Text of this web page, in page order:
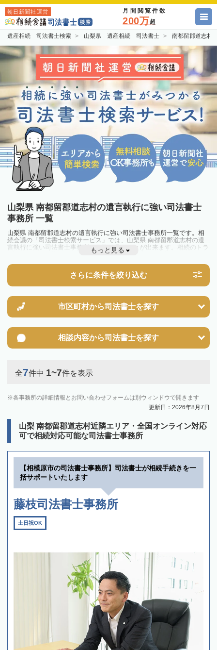
朝日新聞社運営 月間閲覧件数
200万超
遺産相続 司法書士検索 山梨県 遺産相続 司法書士 南都留郡道志
山梨県 南都留郡道志村の遺言執行に強い司法書士
事務所 一覧
山梨県 南都留郡道志村の遺言執行に強い司法書士事務所一覧です。相
続会議の「司法書士検索サービス」では、山梨県 南都留郡道志村の遺
言執行に強い司法書士事務所を一覧で見ることが出来ます。相続のトラ
ブルやお悩みを抱えている方は一度近隣の司法書士に相談してみましょ
もっと見る
さらに条件を絞り込む
市区町村から司法書士を探す
相談内容から司法書士を探す
全7件中 1~7件を表示
各事務所の詳細情報とお問い合わせフォームは別ウィンドウで開きます
更新日：2026年8月7日
山梨 南都留郡道志村近隣エリア・全国オンライン対応
可で相続対応可能な司法書士事務所
【相模原市の司法書士事務所】司法書士が相続手続きを一
括サポートいたします
藤枝司法書士事務所
土日祝OK